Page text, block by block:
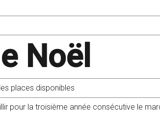
Noël
places disponibles
pour la troisième année consécutive le